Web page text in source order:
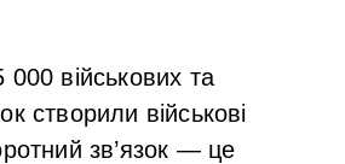
військових та
створили військові
зв’язок — це